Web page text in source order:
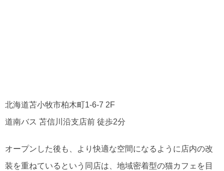
北海道苫小牧市柏木町1-6-7 2F
道南バス 苫信川沿支店前 徒歩2分
オープンした後も、より快適な空間になるように店内の改
装を重ねているという同店は、地域密着型の猫カフェを目